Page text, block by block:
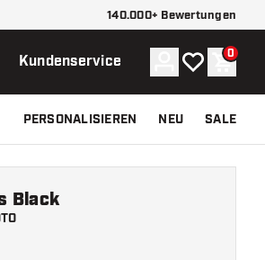
140.000+ Bewertungen
Kundenservice Konto
Meine 0
PERSONALISIEREN NEU SALE
Black